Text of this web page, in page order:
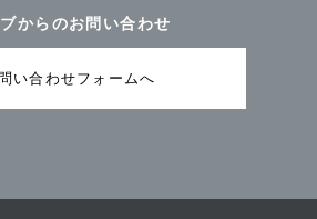
からのお問い合わせ
い合わせフォームへ